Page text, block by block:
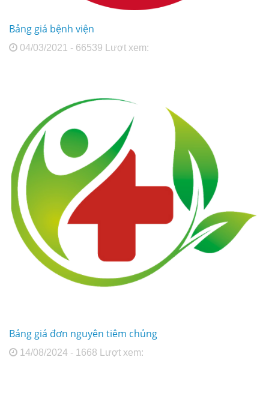
Bảng giá bệnh viện
04/03/2021 - 66539 Lượt xem:
Bảng giá đơn nguyên tiêm chủng
14/08/2024 - 1668 Lượt xem: